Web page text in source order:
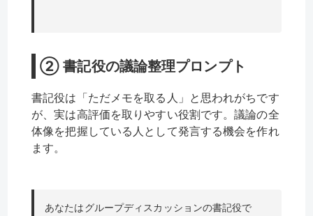
② 書記役の議論整理プロンプト
書記役は「ただメモを取る人」と思われがちです
が、実は高評価を取りやすい役割です。議論の全
体像を把握している人として発言する機会を作れ
ます。
あなたはグループディスカッションの書記役で